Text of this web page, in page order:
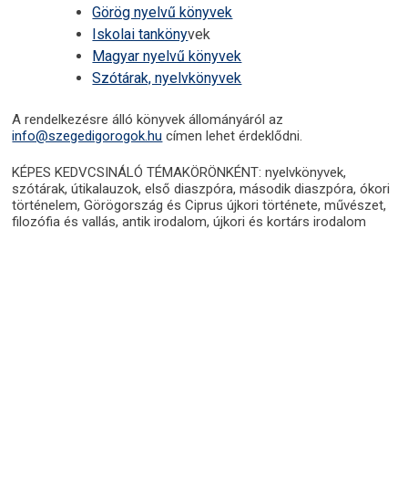
Görög nyelvű könyvek
Iskolai tankönyvek
Magyar nyelvű könyvek
Szótárak, nyelvkönyvek
A rendelkezésre álló könyvek állományáról az
info@szegedigorogok.hu címen lehet érdeklődni.
KÉPES KEDVCSINÁLÓ TÉMAKÖRÖNKÉNT: nyelvkönyvek,
szótárak, útikalauzok, első diaszpóra, második diaszpóra, ókori
történelem, Görögország és Ciprus újkori története, művészet,
filozófia és vallás, antik irodalom, újkori és kortárs irodalom